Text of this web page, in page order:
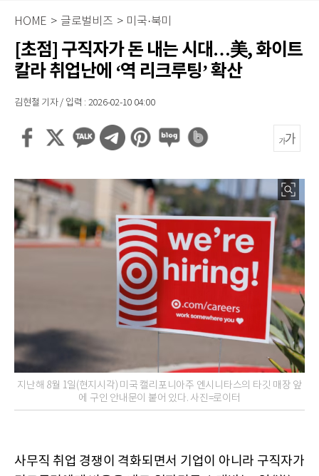
HOME > 글로벌비즈 > 미국·북미
[초점] 구직자가 돈 내는 시대…美, 화이트
칼라 취업난에 ‘역 리크루팅’ 확산
김현철 기자 / 입력 : 2026-02-10 04:00
지난해 8월 1일(현지시각) 미국 캘리포니아주 엔시니타스의 타깃 매장 앞
에 구인 안내문이 붙어 있다. 사진=로이터
사무직 취업 경쟁이 격화되면서 기업이 아니라 구직자가